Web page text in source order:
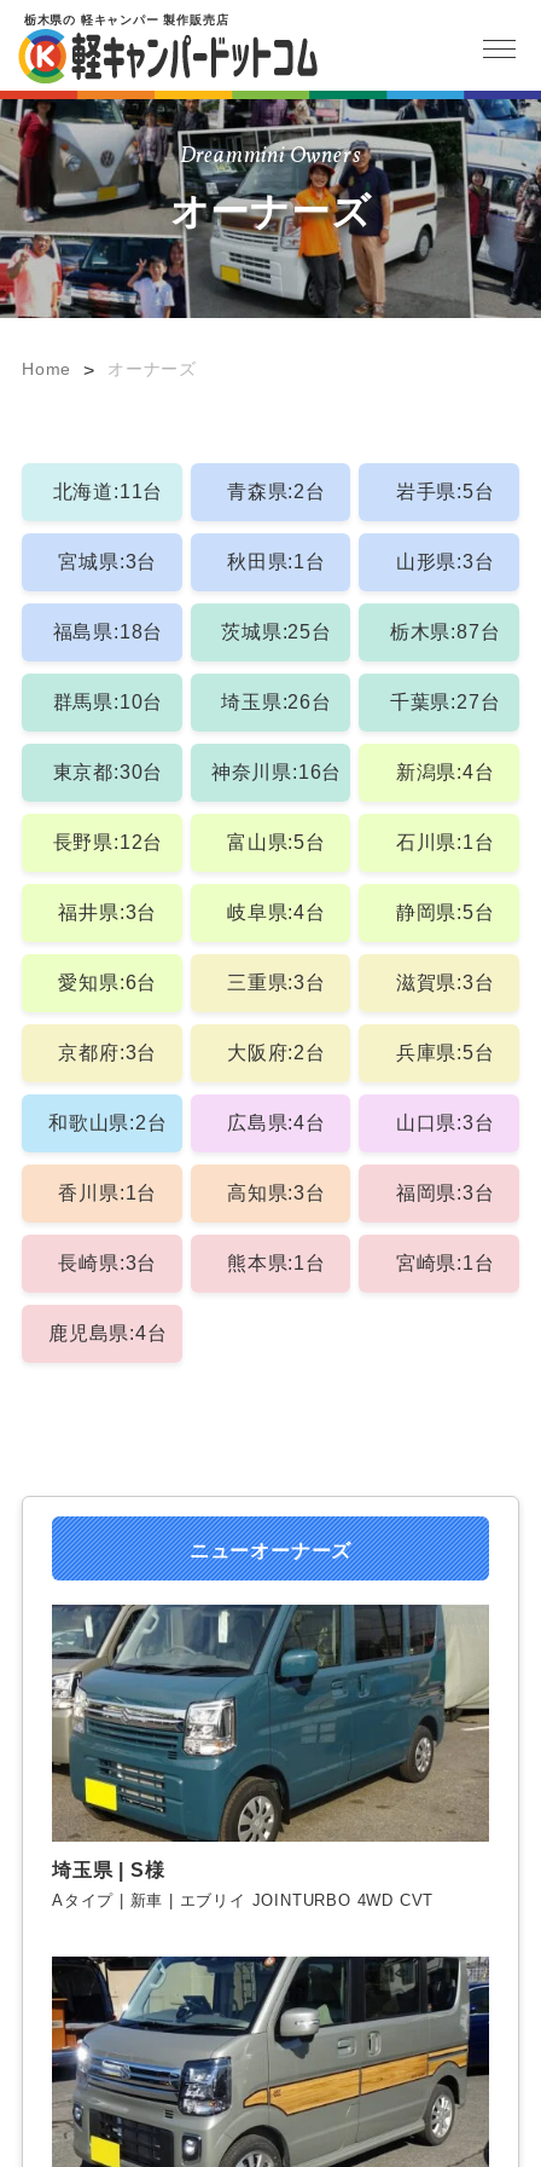
栃木県の 軽キャンパー 製作販売店
Dreammini Owners
オーナーズ
Home > オーナーズ
北海道:11台 青森県:2台 岩手県:5台
宮城県:3台 秋田県:1台 山形県:3台
福島県:18台 茨城県:25台 栃木県:87台
群馬県:10台 埼玉県:26台 千葉県:27台
東京都:30台 神奈川県:16台 新潟県:4台
長野県:12台 富山県:5台 石川県:1台
福井県:3台 岐阜県:4台 静岡県:5台
愛知県:6台 三重県:3台 滋賀県:3台
京都府:3台 大阪府:2台 兵庫県:5台
和歌山県:2台 広島県:4台 山口県:3台
香川県:1台 高知県:3台 福岡県:3台
長崎県:3台 熊本県:1台 宮崎県:1台
鹿児島県:4台
ニューオーナーズ
埼玉県 | S様
Aタイプ | 新車 | エブリイ JOINTURBO 4WD CVT